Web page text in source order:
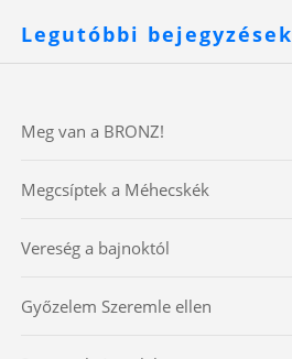
Legutóbbi bejegyzések
Meg van a BRONZ!
Megcsíptek a Méhecskék
Vereség a bajnoktól
Győzelem Szeremle ellen